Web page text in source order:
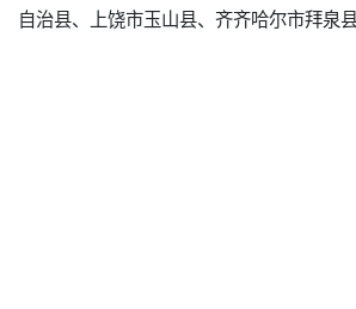
自治县、上饶市玉山县、齐齐哈尔市拜泉